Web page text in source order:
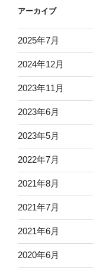
アーカイブ
2025年7月
2024年12月
2023年11月
2023年6月
2023年5月
2022年7月
2021年8月
2021年7月
2021年6月
2020年6月